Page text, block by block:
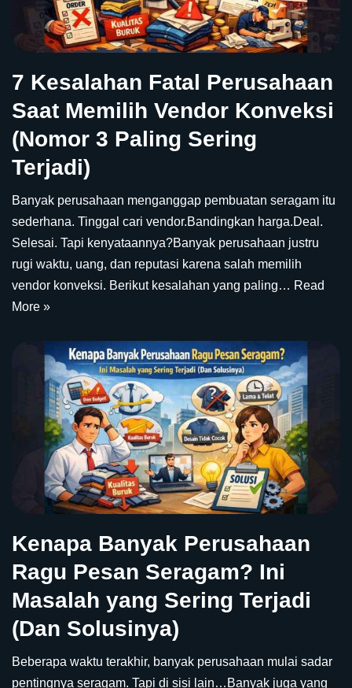
7 Kesalahan Fatal Perusahaan
Saat Memilih Vendor Konveksi
(Nomor 3 Paling Sering
Terjadi)
Banyak perusahaan menganggap pembuatan seragam itu
sederhana. Tinggal cari vendor.Bandingkan harga.Deal.
Selesai. Tapi kenyataannya?Banyak perusahaan justru
rugi waktu, uang, dan reputasi karena salah memilih
vendor konveksi. Berikut kesalahan yang paling… Read
More »
Kenapa Banyak Perusahaan
Ragu Pesan Seragam? Ini
Masalah yang Sering Terjadi
(Dan Solusinya)
Beberapa waktu terakhir, banyak perusahaan mulai sadar
pentingnya seragam. Tapi di sisi lain…Banyak juga yang